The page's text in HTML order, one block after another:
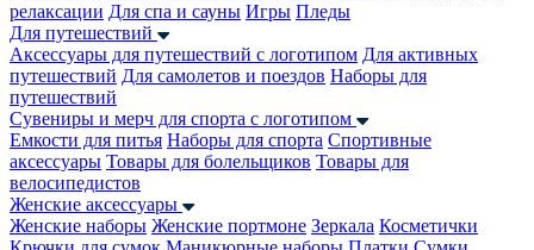
релаксации Для спа и сауны Игры Пледы
Для путешествий
Аксессуары для путешествий с логотипом Для активных
путешествий Для самолетов и поездов Наборы для
путешествий
Сувениры и мерч для спорта с логотипом
Емкости для питья Наборы для спорта Спортивные
аксессуары Товары для болельщиков Товары для
велосипедистов
Женские аксессуары
Женские наборы Женские портмоне Зеркала Косметички